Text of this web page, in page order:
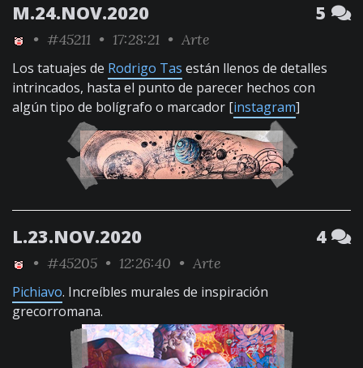
M.24.NOV.2020 5
• #45211 • 17:28:21 • Arte
Los tatuajes de Rodrigo Tas están llenos de detalles
intrincados, hasta el punto de parecer hechos con
algún tipo de bolígrafo o marcador [instagram]
L.23.NOV.2020 4
• #45205 • 12:26:40 • Arte
Pichiavo. Increíbles murales de inspiración
grecorromana.